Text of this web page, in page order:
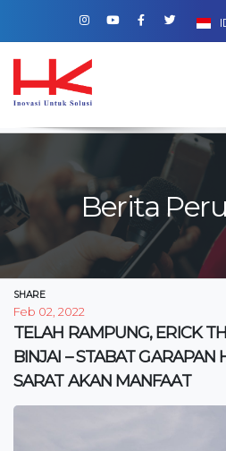
Berita
SHARE
Feb 02, 2022
TELAH RAMPUNG, ERICK
BINJAI – STABAT GARAPAN
SARAT AKAN MANFAAT